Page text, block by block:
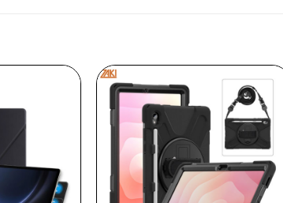
tin máy tính bảng > Chọn Tên thiết bị.